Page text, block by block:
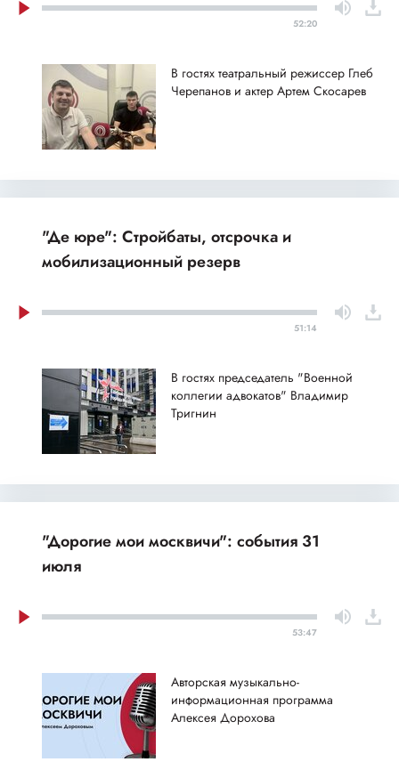
52:20
В гостях театральный режиссер Глеб
Черепанов и актер Артем Скосарев
"Де юре": Стройбаты, отсрочка и
мобилизационный резерв
51:14
В гостях председатель "Военной
коллегии адвокатов" Владимир
Тригнин
"Дорогие мои москвичи": события 31
июля
53:47
Авторская музыкально-
информационная программа
Алексея Дорохова